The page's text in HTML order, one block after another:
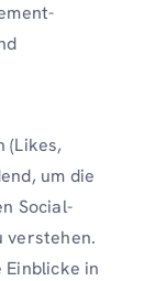
(Likes,
um die
Social-
verstehen.
Einblicke in